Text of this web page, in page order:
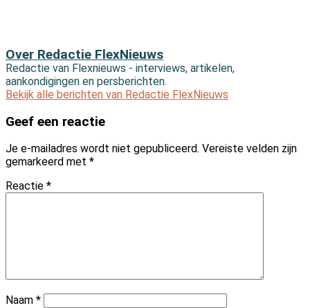
Over Redactie FlexNieuws
Redactie van Flexnieuws - interviews, artikelen,
aankondigingen en persberichten.
Bekijk alle berichten van Redactie FlexNieuws
Geef een reactie
Je e-mailadres wordt niet gepubliceerd. Vereiste velden zijn
gemarkeerd met *
Reactie *
Naam *